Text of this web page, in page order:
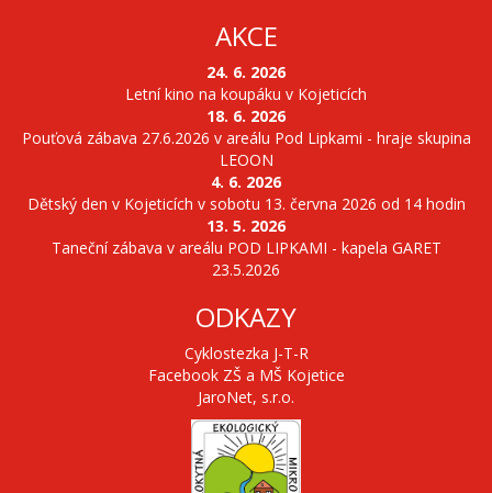
AKCE
24. 6. 2026
Letní kino na koupáku v Kojeticích
18. 6. 2026
Pouťová zábava 27.6.2026 v areálu Pod Lipkami - hraje skupina
LEOON
4. 6. 2026
Dětský den v Kojeticích v sobotu 13. června 2026 od 14 hodin
13. 5. 2026
Taneční zábava v areálu POD LIPKAMI - kapela GARET
23.5.2026
ODKAZY
Cyklostezka J-T-R
Facebook ZŠ a MŠ Kojetice
JaroNet, s.r.o.